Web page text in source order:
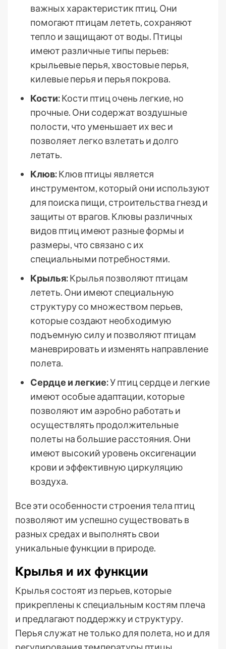
важных характеристик птиц. Они
помогают птицам лететь, сохраняют
тепло и защищают от воды. Птицы
имеют различные типы перьев:
крыльевые перья, хвостовые перья,
килевые перья и перья покрова.
Кости:Кости птиц очень легкие, но
прочные. Они содержат воздушные
полости, что уменьшает их вес и
позволяет легко взлетать и долго
летать.
Клюв:Клюв птицы является
инструментом, который они используют
для поиска пищи, строительства гнезд и
защиты от врагов. Клювы различных
видов птиц имеют разные формы и
размеры, что связано с их
специальными потребностями.
Крылья:Крылья позволяют птицам
лететь. Они имеют специальную
структуру со множеством перьев,
которые создают необходимую
подъемную силу и позволяют птицам
маневрировать и изменять направление
полета.
Сердце и легкие:У птиц сердце и легкие
имеют особые адаптации, которые
позволяют им аэробно работать и
осуществлять продолжительные
полеты на большие расстояния. Они
имеют высокий уровень оксигенации
крови и эффективную циркуляцию
воздуха.
Все эти особенности строения тела птиц
позволяют им успешно существовать в
разных средах и выполнять свои
уникальные функции в природе.
Крылья и их функции
Крылья состоят из перьев, которые
прикреплены к специальным костям плеча
и предлагают поддержку и структуру.
Перья служат не только для полета, но и для